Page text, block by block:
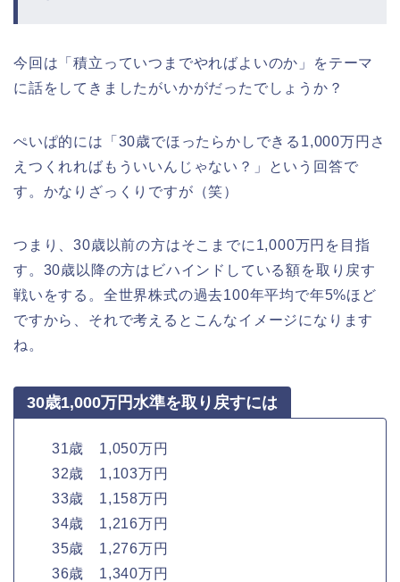
今回は「積立っていつまでやればよいのか」をテーマ
に話をしてきましたがいかがだったでしょうか？
ぺいぱ的には「30歳でほったらかしできる1,000万円さ
えつくれればもういいんじゃない？」という回答で
す。かなりざっくりですが（笑）
つまり、30歳以前の方はそこまでに1,000万円を目指
す。30歳以降の方はビハインドしている額を取り戻す
戦いをする。全世界株式の過去100年平均で年5%ほど
ですから、それで考えるとこんなイメージになります
ね。
30歳1,000万円水準を取り戻すには
31歳 1,050万円
32歳 1,103万円
33歳 1,158万円
34歳 1,216万円
35歳 1,276万円
36歳 1,340万円